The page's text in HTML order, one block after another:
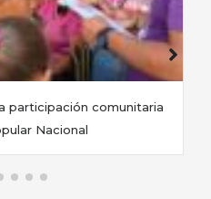
42 toneladas de café a